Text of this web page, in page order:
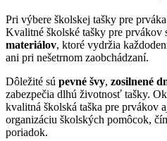
Pri výbere školskej tašky pre
Kvalitné školské tašky pre prvákov
materiálov, ktoré vydržia
ani pri nešetrnom zaobchádzaní.
Dôležité sú pevné švy, zosilnené
zabezpečia dlhú životnosť tašky.
kvalitná školská taška pre prvákov
organizáciu školských pomôcok,
poriadok.